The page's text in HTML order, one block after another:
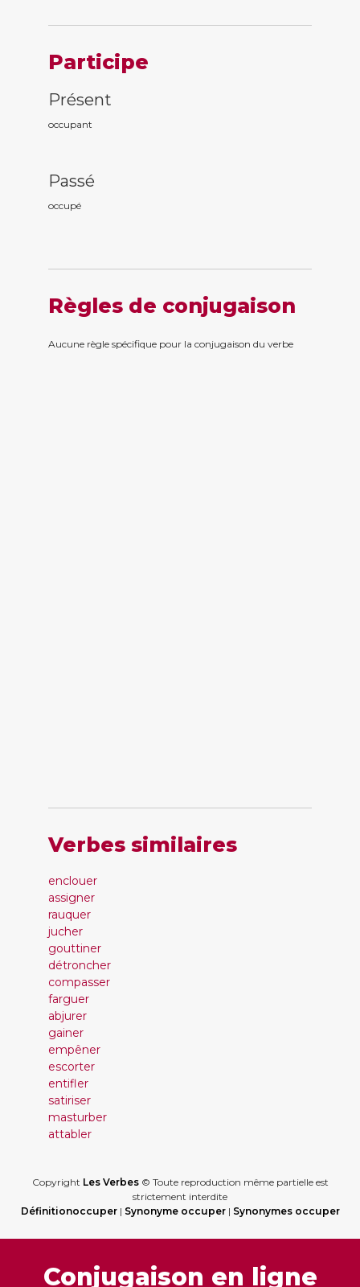
Participe
Présent
occupant
Passé
occupé
Règles de conjugaison
Aucune règle spécifique pour la conjugaison du verbe
Verbes similaires
enclouer
assigner
rauquer
jucher
gouttiner
détroncher
compasser
farguer
abjurer
gainer
empêner
escorter
entifler
satiriser
masturber
attabler
Copyright Les Verbes© Toute reproduction même partielle est
strictement interdite
Définitionoccuper| Synonyme occuper| Synonymes occuper
Conjugaison en ligne